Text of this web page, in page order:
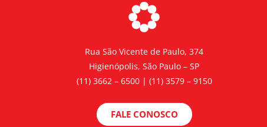
Rua São Vicente de Paulo, 374
Higienópolis, São Paulo – SP
(11) 3662 – 6500 | (11) 3579 – 9150
FALE CONOSCO